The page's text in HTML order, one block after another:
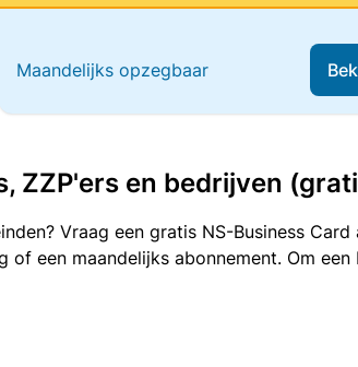
Maandelijks opzegbaar
ZZP'ers en bedrijven
Vraag een gratis NS-Business
een maandelijks abonnement. Om